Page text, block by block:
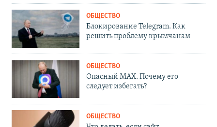
ОБЩЕСТВО
Блокирование Telegram. Как
решить проблему крымчанам
ОБЩЕСТВО
Опасный MAX. Почему его
следует избегать?
ОБЩЕСТВО